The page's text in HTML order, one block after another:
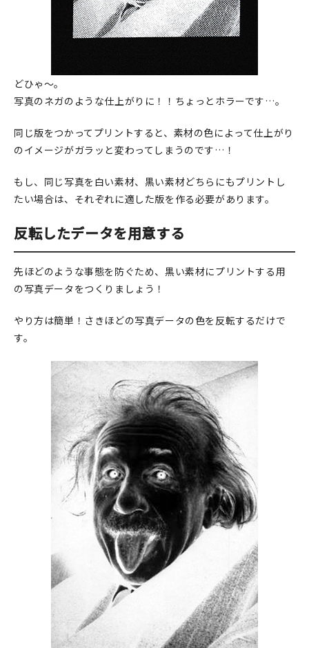
どひゃ～。
写真のネガのような仕上がりに！！ちょっとホラーです…。
同じ版をつかってプリントすると、素材の色によって仕上がり
のイメージがガラッと変わってしまうのです…！
もし、同じ写真を白い素材、黒い素材どちらにもプリントし
たい場合は、それぞれに適した版を作る必要があります。
反転したデータを用意する
先ほどのような事態を防ぐため、黒い素材にプリントする用
の写真データをつくりましょう！
やり方は簡単！さきほどの写真データの色を反転するだけで
す。